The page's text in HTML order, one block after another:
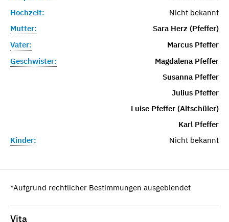
Hochzeit:
Nicht bekannt
Mutter:
Sara Herz (Pfeffer)
Vater:
Marcus Pfeffer
Geschwister:
Magdalena Pfeffer
Susanna Pfeffer
Julius Pfeffer
Luise Pfeffer (Altschüler)
Karl Pfeffer
Kinder:
Nicht bekannt
*Aufgrund rechtlicher Bestimmungen ausgeblendet
Vita